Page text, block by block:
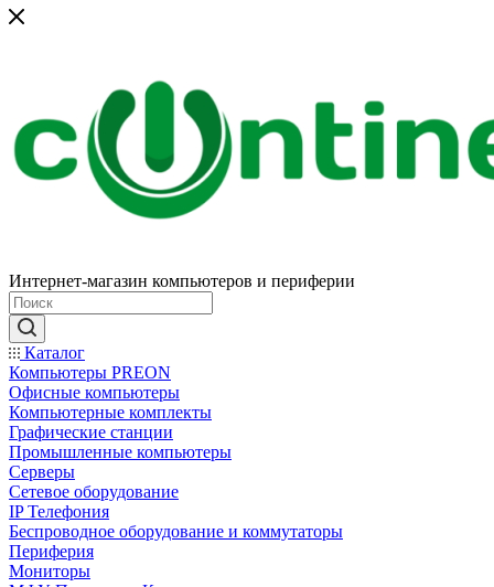
Интернет-магазин компьютеров и периферии
Каталог
Компьютеры PREON
Офисные компьютеры
Компьютерные комплекты
Графические станции
Промышленные компьютеры
Серверы
Сетевое оборудование
IP Телефония
Беспроводное оборудование и коммутаторы
Периферия
Мониторы